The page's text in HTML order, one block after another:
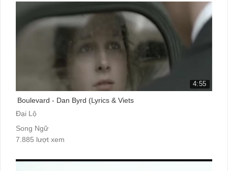
4:55
Boulevard - Dan Byrd (Lyrics & Viets
Đại Lộ
Song Ngữ
7.885 lượt xem